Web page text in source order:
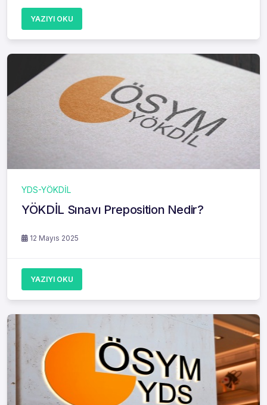
YAZIYI OKU
YDS-YÖKDİL
YÖKDİL Sınavı Preposition Nedir?
12 Mayıs 2025
YAZIYI OKU